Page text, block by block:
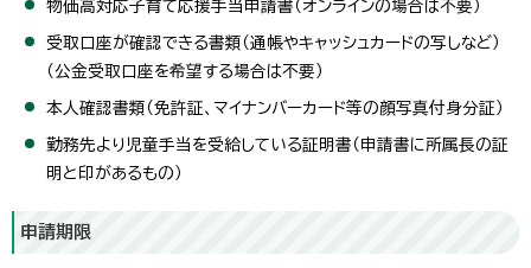
物価高対応子育て応援手当申請書（オンラインの場合は不要）
受取口座が確認できる書類（通帳やキャッシュカードの写しなど）
（公金受取口座を希望する場合は不要）
本人確認書類（免許証、マイナンバーカード等の顔写真付身分証）
勤務先より児童手当を受給している証明書（申請書に所属長の証
明と印があるもの）
申請期限